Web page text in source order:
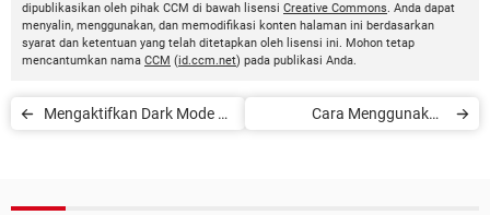
dipublikasikan oleh pihak CCM di bawah lisensi Creative Commons. Anda dapat
menyalin, menggunakan, dan memodifikasi konten halaman ini berdasarkan
syarat dan ketentuan yang telah ditetapkan oleh lisensi ini. Mohon tetap
mencantumkan nama CCM (id.ccm.net) pada publikasi Anda.
Mengaktifkan Dark Mode di
Cara Menggunakan